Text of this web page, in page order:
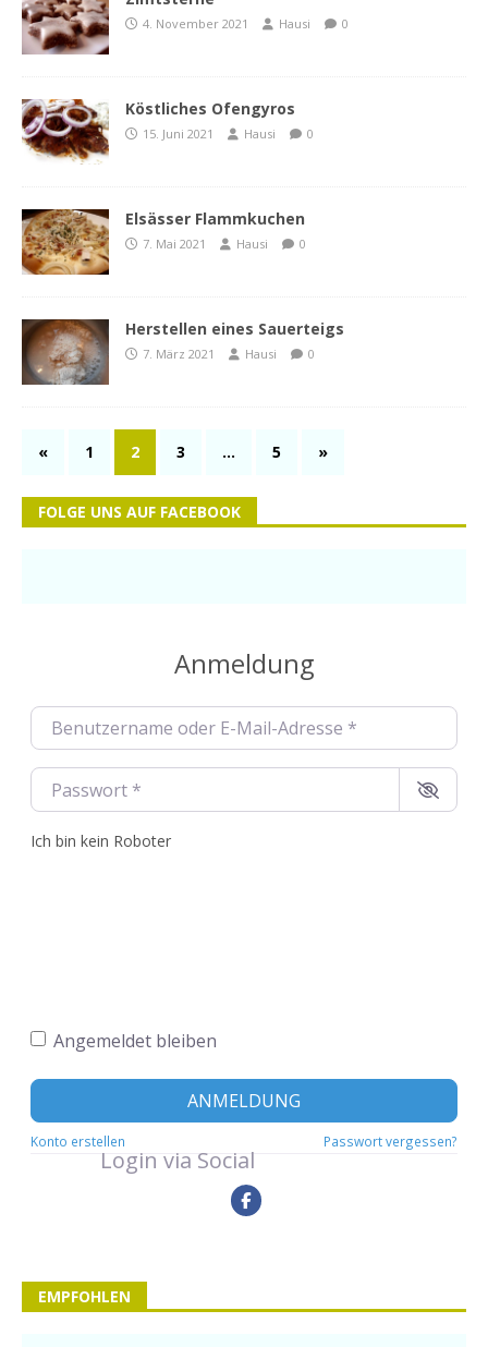
4. November 2021 Hausi 0
Köstliches Ofengyros
15. Juni 2021 Hausi 0
Elsässer Flammkuchen
7. Mai 2021 Hausi 0
Herstellen eines Sauerteigs
7. März 2021 Hausi 0
« 1 2 3 … 5 »
FOLGE UNS AUF FACEBOOK
Anmeldung
Benutzername oder E-Mail-Adresse
Passwort
Ich bin kein Roboter
Angemeldet bleiben
ANMELDUNG
Konto erstellen Passwort vergessen?
Login via Social
EMPFOHLEN